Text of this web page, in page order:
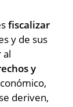
fiscalizar
y de sus
al
y
deriven,